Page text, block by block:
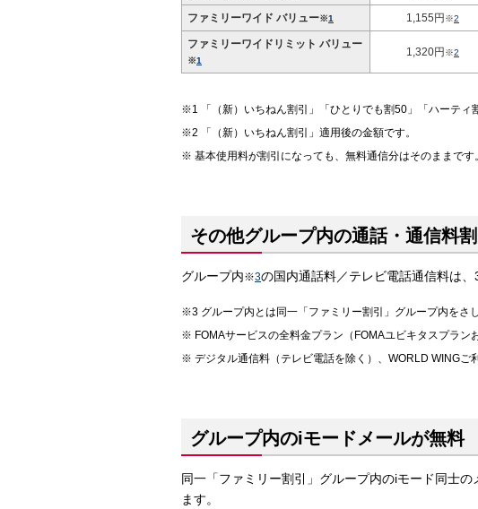
ファミリーワイド バリュー※1 1,155円 ※2
ファミリーワイドリミット バリュー
※1
1,320円 ※2
「（新）いちねん割引」「ひとりでも割50」「ハーテ
「（新）いちねん割引」適用後の金額です。
基本使用料が割引になっても、無料通信分はそのままです。
その他グループ内の通話・通信料割
グループ内※3の国内通話料／テレビ電話通信料は、
グループ内とは同一「ファミリー割引」グループ内をさし
FOMAサービスの全料金プラン（FOMAユビキタスプラン
デジタル通信料（テレビ電話を除く）、WORLD WINGご
グループ内のiモードメールが無料
同一「ファミリー割引」グループ内のiモード同士
ます。